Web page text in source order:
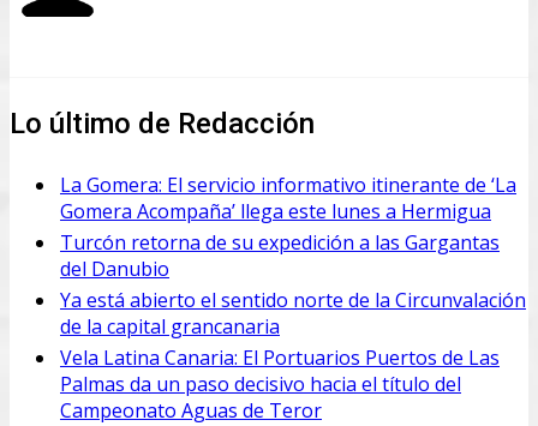
Lo último de Redacción
La Gomera: El servicio informativo itinerante de ‘La
Gomera Acompaña’ llega este lunes a Hermigua
Turcón retorna de su expedición a las Gargantas
del Danubio
Ya está abierto el sentido norte de la Circunvalación
de la capital grancanaria
Vela Latina Canaria: El Portuarios Puertos de Las
Palmas da un paso decisivo hacia el título del
Campeonato Aguas de Teror